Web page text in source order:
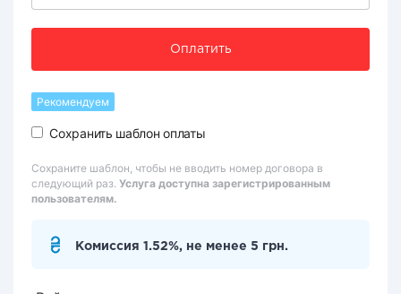
Оплатить
Рекомендуем
Сохранить шаблон оплаты
Сохраните шаблон, чтобы не вводить номер договора в
следующий раз. Услуга доступна зарегистрированным
пользователям.
Комиссия 1.52%, не менее 5 грн.